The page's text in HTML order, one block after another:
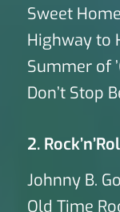
Sweet
Highway to
Summer of
Don’t Stop
2.
Johnny B.
Old Time